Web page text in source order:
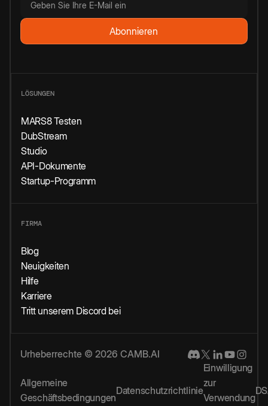
LÖSUNGEN
MARS8 Testen
DubStream
Studio
API-Dokumente
Startup-Programm
FIRMA
Blog
Neuigkeiten
Hilfe
Karriere
Tritt unserem Discord bei
Urheberrechte © 2026 CAMB.AI
Allgemeine
Geschäftsbedingungen
Datenschutzrichtlinie
Einwilligung
zur
Verwendung